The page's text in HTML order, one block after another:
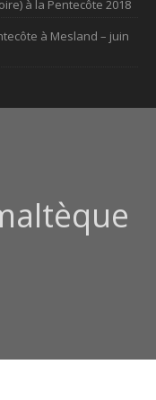
à la Pentecôte 2018
à Mesland – juin